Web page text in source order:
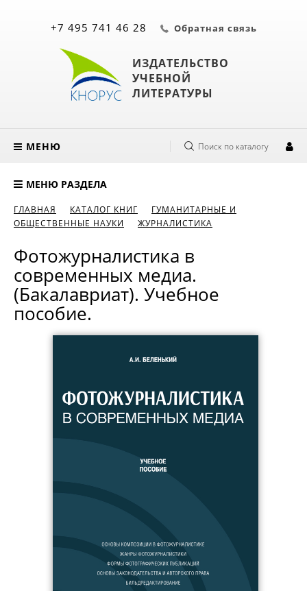
ИЗДАТЕЛЬСТВО
УЧЕБНОЙ
ЛИТЕРАТУРЫ
+7 495 741 46 28 Обратная связь
МЕНЮ Поиск по каталогу
МЕНЮ РАЗДЕЛА
ГЛАВНАЯ КАТАЛОГ КНИГ
ГУМАНИТАРНЫЕ И
ОБЩЕСТВЕННЫЕ НАУКИ
ЖУРНАЛИСТИКА
Фотожурналистика в
современных медиа.
(Бакалавриат). Учебное
пособие.